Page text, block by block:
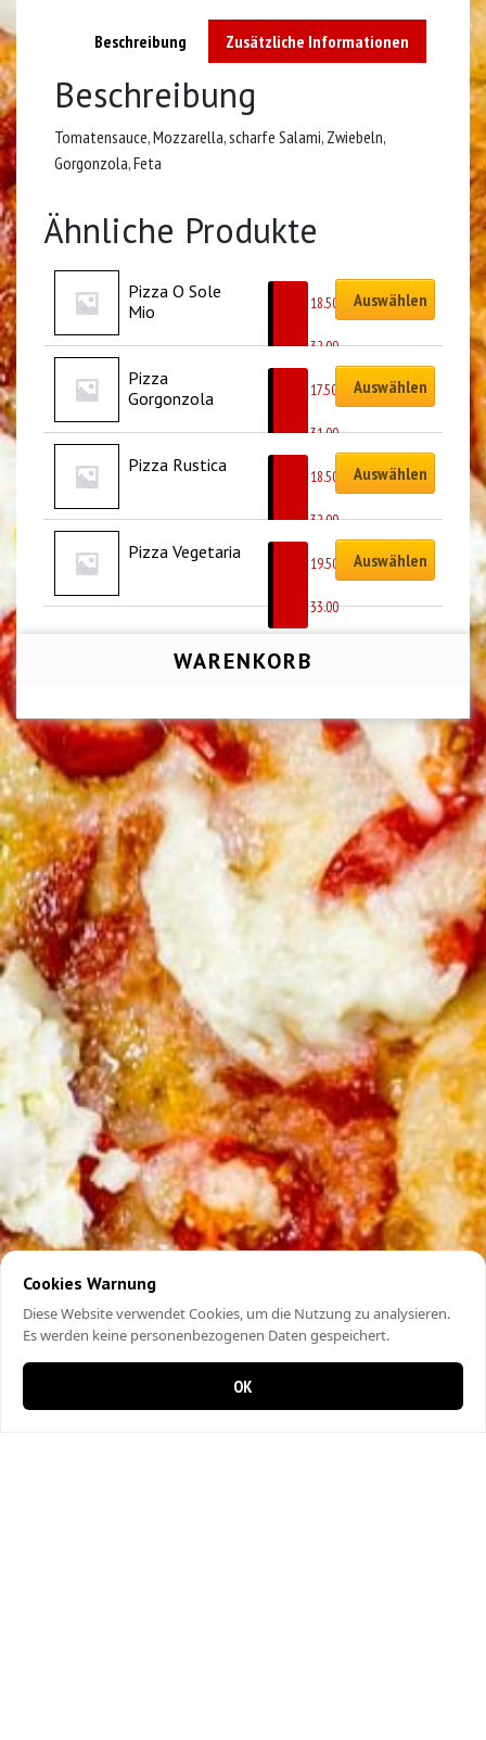
Beschreibung Zusätzliche Informationen
Beschreibung
Tomatensauce, Mozzarella, scharfe Salami, Zwiebeln,
Gorgonzola, Feta
Ähnliche Produkte
Pizza O Sole
Mio
18.50
CHF32.00
Auswählen
Pizza
Gorgonzola
17.50
CHF31.00
Auswählen
Pizza Rustica
18.50
CHF32.00
Auswählen
Pizza Vegetaria
19.50
33.00
Auswählen
WARENKORB
Cookies Warnung
Diese Website verwendet Cookies, um die Nutzung zu analysieren.
Es werden keine personenbezogenen Daten gespeichert.
OK